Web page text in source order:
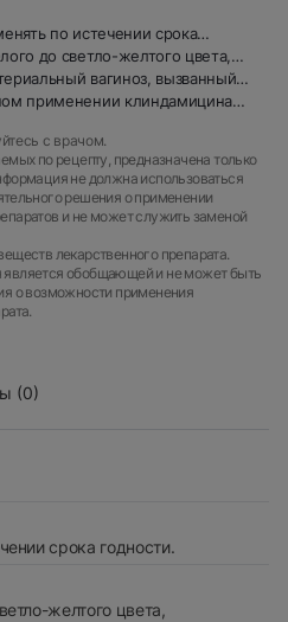
до светло-желтого цвета,
вагиноз, вызванный
к препарату
применении клиндамицина
оказания системного действия.
с врачом.
по рецепту, предназначена только
не должна использоваться
решения о применении
и не может служить заменой
лекарственного препарата.
обобщающей и не может быть
о возможности применения
(0)
срока годности.
желтого цвета,